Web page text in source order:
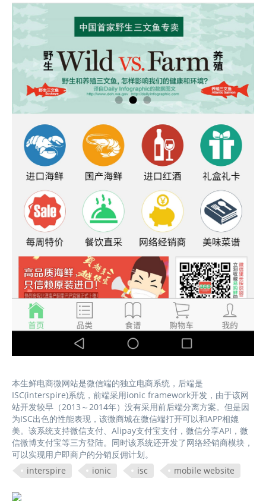
本生鲜电商微网站是微信端的独立电商系统，后端是
ISC(interspire)系统，前端采用ionic framework开发，由于该网
站开发较早（2013～2014年）没有采用前后端分离方案。但是因
为ISC出色的性能表现，该微商城在微信端打开可以和APP相媲
美。该系统支持微信支付、Alipay支付宝支付，微信分享API，微
信微博支付宝等三方登陆。同时该系统还开发了网络经销商模块，
可以实现用户即商户的分销反佣计划。
interspire
ionic isc mobile website